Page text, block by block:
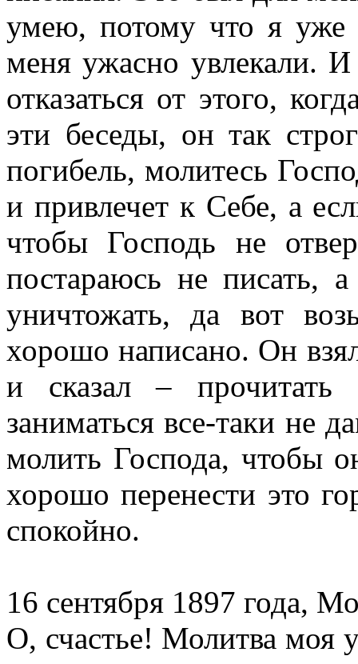
умею, потому что я
меня ужасно увлекали. И
отказаться от этого,
эти беседы, он так
погибель, молитесь
и привлечет к Себе, а
чтобы Господь не
постараюсь не писать, а
уничтожать, да вот
хорошо написано. Он
и сказал –
заниматься все-таки не
молить Господа, чтобы
хорошо перенести это
спокойно.
16 сентября 1897 года,
О, счастье! Молитва моя